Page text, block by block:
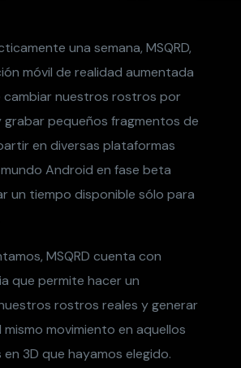
una semana, MSQRD,
móvil de realidad aumentada
cambiar nuestros rostros por
pequeños fragmentos de
en diversas plataformas
Android en fase beta
un tiempo disponible sólo para
MSQRD cuenta con
que permite hacer un
rostros reales y generar
movimiento en aquellos
3D que hayamos elegido.